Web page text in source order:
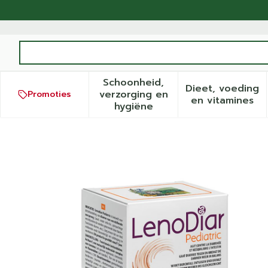
Promoties
Schoonheid,
verzorging en
hygiëneToon submenu voor
Dieet, voeding
en vitamines
Toon
Lenodiar Pediatric Zakje